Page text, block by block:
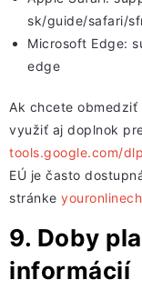
sk/guide/safari/
Microsoft Edge:
edge
Ak chcete obmedziť
využiť aj doplnok
tools.google.com/
EÚ je často
stránke
9. Doby
informácií